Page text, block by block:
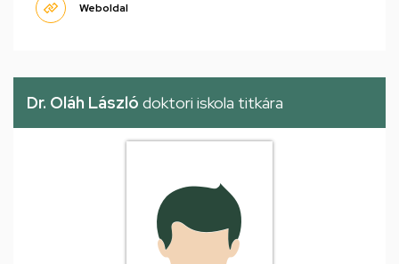
Weboldal
Dr. Oláh László doktori iskola titkára